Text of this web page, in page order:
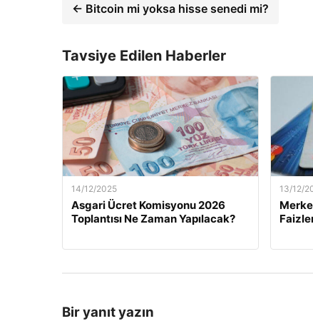
← Bitcoin mi yoksa hisse senedi mi?
Tavsiye Edilen Haberler
14/12/2025
Asgari Ücret Komisyonu 2026
Toplantısı Ne Zaman Yapılacak?
13/12/
Bir yanıt yazın